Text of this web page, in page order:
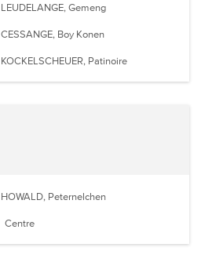
LEUDELANGE, Gemeng
CESSANGE, Boy Konen
KOCKELSCHEUER, Patinoire
HOWALD, Peternelchen
Centre